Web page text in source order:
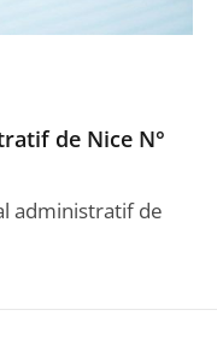
de Nice N°
administratif de